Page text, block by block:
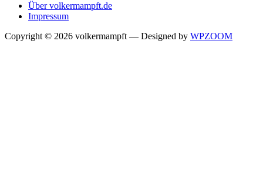
Über volkermampft.de
Impressum
Copyright © 2026 volkermampft — Designed by WPZOOM